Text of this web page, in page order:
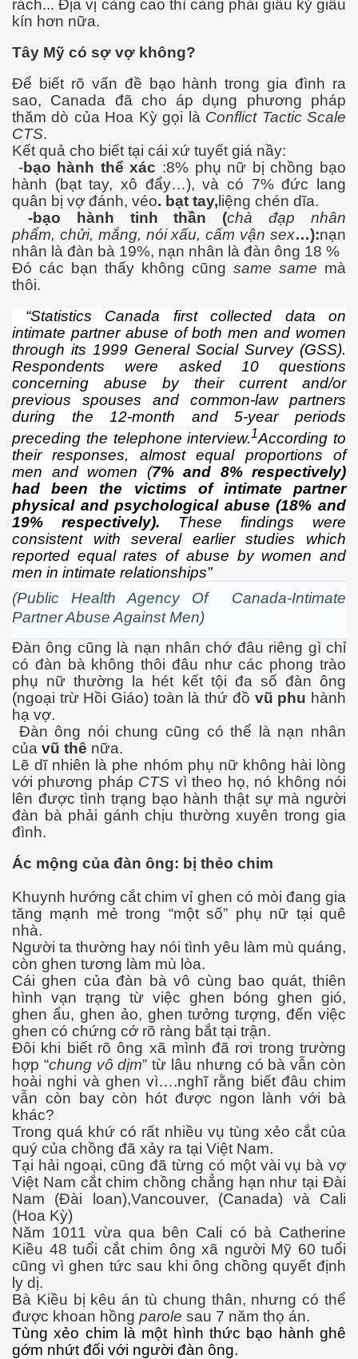
rách... Địa vị càng cao thì càng phải giấu kỷ giấu
kín hơn nữa.
Tây Mỹ có sợ vợ không?
Để biết rõ vấn đề bạo hành trong gia đình ra
sao, Canada đã cho áp dụng phương pháp
thăm dò của Hoa Kỳ gọi là Conflict Tactic Scale
CTS.
Kết quả cho biết tại cái xứ tuyết giá nầy:
-bạo hành thể xác :8% phụ nữ bị chồng bạo
hành (bạt tay, xô đẩy…), và có 7% đức lang
quân bị vợ đánh, véo. bạt tay, liệng chén dĩa.
-bạo hành tinh thần (chà đạp nhân
phẩm, chửi, mắng, nói xấu, cấm vận sex…):nạn
nhân là đàn bà 19%, nạn nhân là đàn ông 18 %
Đó các bạn thấy không cũng same same mà
thôi.
“Statistics Canada first collected data on
intimate partner abuse of both men and women
through its 1999 General Social Survey (GSS).
Respondents were asked 10 questions
concerning abuse by their current and/or
previous spouses and common-law partners
during the 12-month and 5-year periods
preceding the telephone interview.1According to
their responses, almost equal proportions of
men and women (7% and 8% respectively)
had been the victims of intimate partner
physical and psychological abuse (18% and
19% respectively). These findings were
consistent with several earlier studies which
reported equal rates of abuse by women and
men in intimate relationships”
(Public Health Agency Of Canada-Intimate
Partner Abuse Against Men)
Đàn ông cũng là nạn nhân chớ đâu riêng gì chỉ
có đàn bà không thôi đâu như các phong trào
phụ nữ thường la hét kết tội đa số đàn ông
(ngoại trừ Hồi Giáo) toàn là thứ đồ vũ phu hành
hạ vợ.
Đàn ông nói chung cũng có thể là nạn nhân
của vũ thê nữa.
Lẽ dĩ nhiên là phe nhóm phụ nữ không hài lòng
với phương pháp CTS vì theo họ, nó không nói
lên được tình trạng bạo hành thật sự mà người
đàn bà phải gánh chịu thường xuyên trong gia
đình.
Ác mộng của đàn ông: bị thẻo chim
Khuynh hướng cắt chim vỉ ghen có mòi đang gia
tăng mạnh mẻ trong “một số” phụ nữ tại quê
nhà.
Người ta thường hay nói tình yêu làm mù quáng,
còn ghen tương làm mù lòa.
Cái ghen của đàn bà vô cùng bao quát, thiên
hình vạn trạng từ việc ghen bóng ghen gió,
ghen ẩu, ghen ảo, ghen tưởng tượng, đến việc
ghen có chứng cớ rõ ràng bắt tại trận.
Đôi khi biết rõ ông xã mình đã rơi trong trường
hợp “chung vô dịm” từ lâu nhưng có bà vẫn còn
hoài nghi và ghen vì….nghĩ rằng biết đâu chim
vẫn còn bay còn hót được ngon lành với bà
khác?
Trong quá khứ có rất nhiều vụ tùng xẻo cắt của
quý của chồng đã xảy ra tại Việt Nam.
Tại hải ngoại, cũng đã từng có một vài vụ bà vợ
Việt Nam cắt chim chồng chẳng hạn như tại Đài
Nam (Đài loan),Vancouver, (Canada) và Cali
(Hoa Kỳ)
Năm 1011 vừa qua bên Cali có bà Catherine
Kiều 48 tuổi cắt chim ông xã người Mỹ 60 tuổi
cũng vì ghen tức sau khi ông chồng quyết định
ly dị.
Bà Kiều bị kêu án tù chung thân, nhưng có thể
được khoan hồng parole sau 7 năm thọ án.
Tùng xẻo chim là một hình thức bạo hành ghê
gớm nhứt đối với người đàn ông.
- P2
BBQ
Dương
áp
Listeria
làm gì?
ngọt